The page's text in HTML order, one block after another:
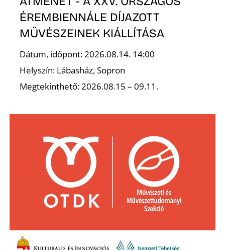
ÉREMBIENNÁLE DÍJAZOTT
MŰVÉSZEINEK KIÁLLÍTÁSA
Dátum, időpont: 2026.08.14. 14:00
Helyszín: Lábasház, Sopron
Megtekinthető: 2026.08.15 – 09.11.